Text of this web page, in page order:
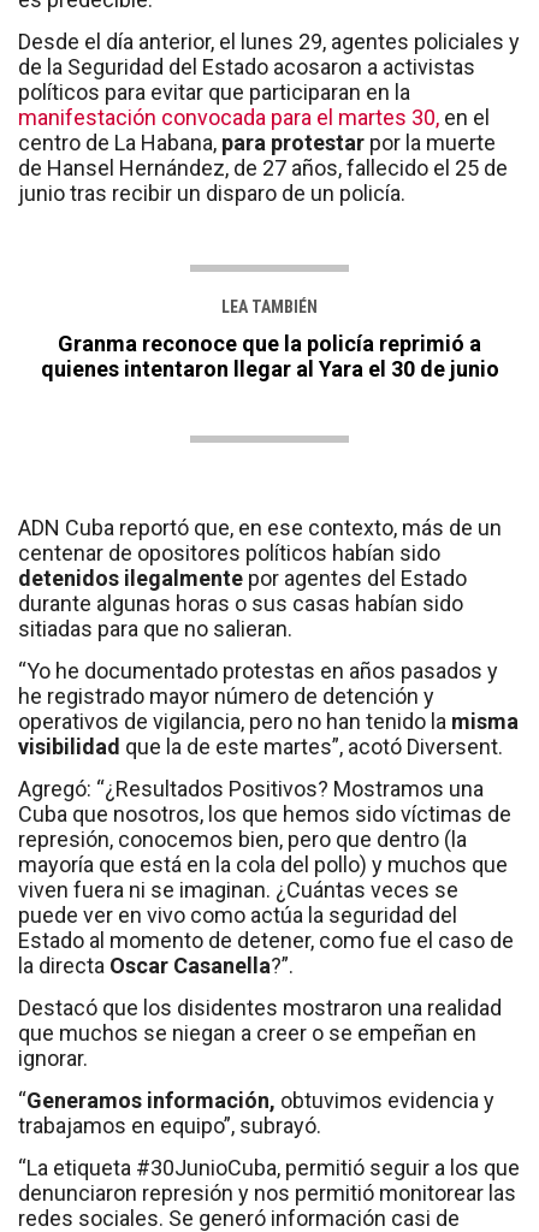
Desde el día anterior, el lunes 29, agentes policiales y
de la Seguridad del Estado acosaron a activistas
políticos para evitar que participaran en la
manifestación convocada para el martes 30, en el
centro de La Habana, para protestar por la muerte
de Hansel Hernández, de 27 años, fallecido el 25 de
junio tras recibir un disparo de un policía.
LEA TAMBIÉN
Granma reconoce que la policía reprimió a
quienes intentaron llegar al Yara el 30 de junio
ADN Cuba reportó que, en ese contexto, más de un
centenar de opositores políticos habían sido
detenidos ilegalmente por agentes del Estado
durante algunas horas o sus casas habían sido
sitiadas para que no salieran.
“Yo he documentado protestas en años pasados y
he registrado mayor número de detención y
operativos de vigilancia, pero no han tenido la misma
visibilidad que la de este martes”, acotó Diversent.
Agregó: “¿Resultados Positivos? Mostramos una
Cuba que nosotros, los que hemos sido víctimas de
represión, conocemos bien, pero que dentro (la
mayoría que está en la cola del pollo) y muchos que
viven fuera ni se imaginan. ¿Cuántas veces se
puede ver en vivo como actúa la seguridad del
Estado al momento de detener, como fue el caso de
la directa Oscar Casanella?”.
Destacó que los disidentes mostraron una realidad
que muchos se niegan a creer o se empeñan en
ignorar.
“Generamos información, obtuvimos evidencia y
trabajamos en equipo”, subrayó.
“La etiqueta #30JunioCuba, permitió seguir a los que
denunciaron represión y nos permitió monitorear las
redes sociales. Se generó información casi de